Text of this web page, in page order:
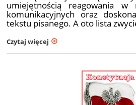
umiejętnością reagowania w
komunikacyjnych oraz
tekstu pisanego. A oto lista
Czytaj więcej